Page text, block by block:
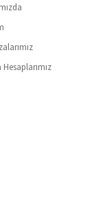
Hesaplarımız